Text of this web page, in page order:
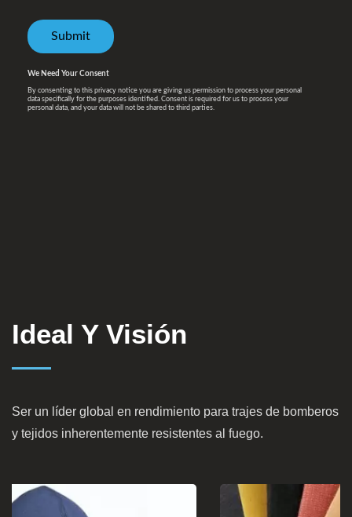
Ideal Y Visión
Ser un líder global en rendimiento para trajes de bomberos
y tejidos inherentemente resistentes al fuego.